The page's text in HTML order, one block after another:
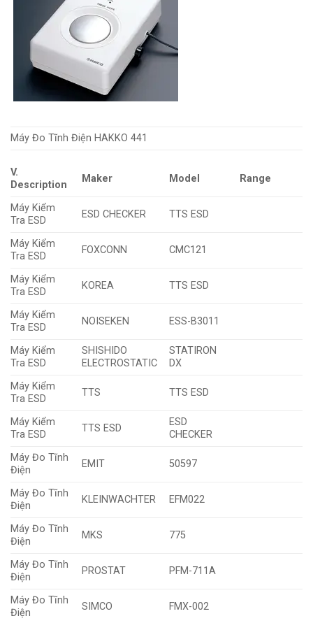
Máy Đo Tĩnh Điện HAKKO 441
V.
Description
Maker Model Range
Máy Kiểm
Tra ESD
ESD CHECKER TTS ESD
Máy Kiểm
Tra ESD
FOXCONN CMC121
Máy Kiểm
Tra ESD
KOREA TTS ESD
Máy Kiểm
Tra ESD
NOISEKEN ESS-B3011
Máy Kiểm
Tra ESD
SHISHIDO
ELECTROSTATIC
STATIRON
DX
Máy Kiểm
Tra ESD
TTS TTS ESD
Máy Kiểm
Tra ESD
TTS ESD
ESD
CHECKER
Máy Đo Tĩnh
Điện
EMIT 50597
Máy Đo Tĩnh
Điện
KLEINWACHTER EFM022
Máy Đo Tĩnh
Điện
MKS 775
Máy Đo Tĩnh
Điện
PROSTAT PFM-711A
Máy Đo Tĩnh
Điện
SIMCO FMX-002